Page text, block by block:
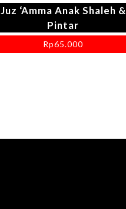
Juz ‘Amma Anak Shaleh &
Pintar
Rp65.000